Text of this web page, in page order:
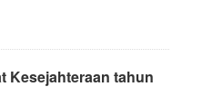
Kesejahteraan tahun